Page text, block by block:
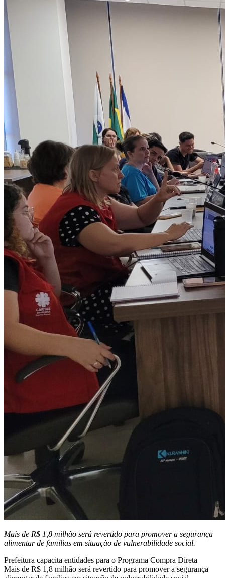
Mais de R$ 1,8 milhão será revertido para promover a segurança
alimentar de famílias em situação de vulnerabilidade social.
Prefeitura capacita entidades para o Programa Compra Direta
Mais de R$ 1,8 milhão será revertido para promover a segurança